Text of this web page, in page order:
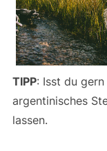
TIPP: Isst du
argentinisches
lassen.